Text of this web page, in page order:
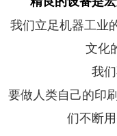
我们立足机器工业
文化
我
要做人类自己的印
们不断